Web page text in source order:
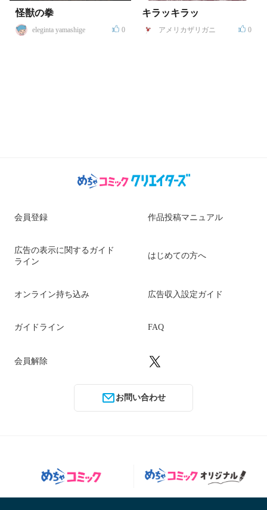
怪獣の拳
eleginta yamashige 0
キラッキラッ
アメリカザリガニ 0
会員登録 作品投稿マニュアル
広告の表示に関するガイド
ライン
はじめての方へ
オンライン持ち込み 広告収入設定ガイド
ガイドライン FAQ
会員解除
お問い合わせ